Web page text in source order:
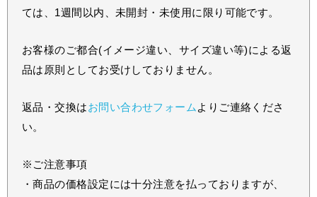
ては、1週間以内、未開封・未使用に限り可能です。
お客様のご都合(イメージ違い、サイズ違い等)による返
品は原則としてお受けしておりません。
返品・交換はお問い合わせフォーム よりご連絡くださ
い。
※ご注意事項
・商品の価格設定には十分注意を払っておりますが、